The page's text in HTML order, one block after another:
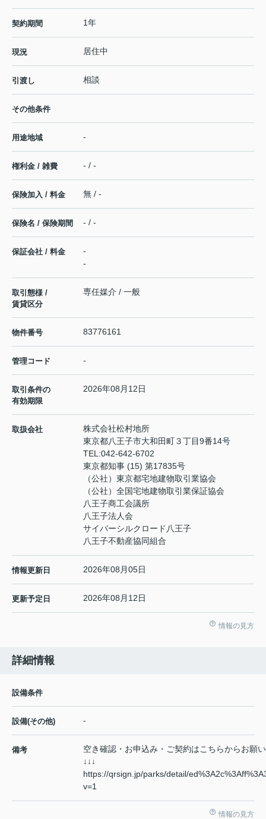
契約期間 1年
現況 居住中
引渡し 相談
その他条件
用途地域 -
権利金 / 雑費 - / -
保険加入 / 料金 無 / -
保険名 / 保険期間 - / -
保証会社 / 料金
-
-
取引態様 /
賃貸区分
専任媒介 / 一般
物件番号 83776161
管理コード -
取引条件の
有効期限
2026年08月12日
取扱会社
株式会社松村地所
東京都八王子市大和田町３丁目9番14号
TEL:042-642-6702
東京都知事 (15) 第17835号
（公社）東京都宅地建物取引業協会
（公社）全国宅地建物取引業保証協会
八王子商工会議所
八王子法人会
サイバーシルクロード八王子
八王子不動産協同組合
情報更新日 2026年08月05日
更新予定日 2026年08月12日
情報の見方
詳細情報
設備条件
設備(その他) -
備考
空き確認・お申込み・ご契約はこちらからお願
↓↓↓
https://qrsign.jp/parks/detail/
v=1
情報の見方